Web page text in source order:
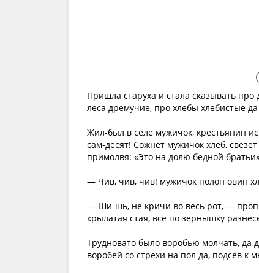
Пришла старуха и стала сказывать
леса дремучие, про хлебы хлебистые
Жил-был в селе мужичок, крестьянин
сам-десят! Сожнет мужичок хлеб,
примолвя: «Это на долю бедной
— Чив, чив, чив! мужичок полон овин
— Ши-шь, не кричи во весь рот, —
крылатая стая, все по зернышку
Трудновато было воробью молчать, да
воробей со стрехи на пол да, подсев к